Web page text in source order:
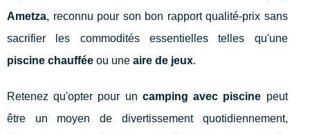
Ametza, reconnu pour son bon rapport qualité-prix sans
sacrifier les commodités essentielles telles qu'une
piscine chauffée ou une aire de jeux.
Retenez qu'opter pour un camping avec piscine peut
être un moyen de divertissement quotidiennement,